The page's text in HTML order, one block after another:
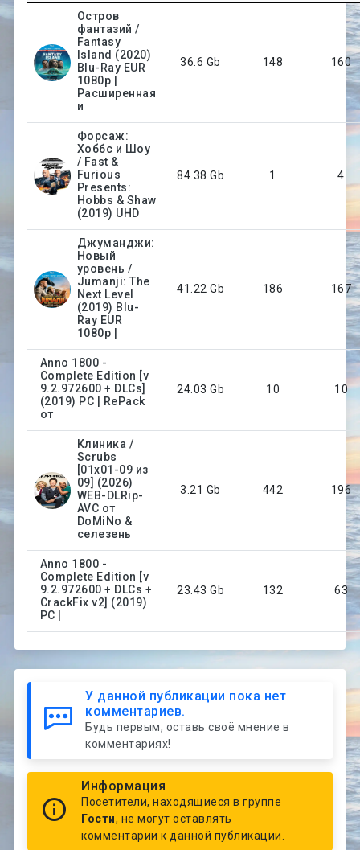
Остров
фантазий /
Fantasy
Island (2020)
Blu-Ray EUR
1080p |
Расширенная
и
36.6 Gb 148 160
Форсаж:
Хоббс и Шоу
/ Fast &
Furious
Presents:
Hobbs & Shaw
(2019) UHD
84.38 Gb 1 4
Джуманджи:
Новый
уровень /
Jumanji: The
Next Level
(2019) Blu-
Ray EUR
1080p |
41.22 Gb 186 167
Anno 1800 -
Complete Edition [v
9.2.972600 + DLCs]
(2019) PC | RePack
от
24.03 Gb 10 10
Клиника /
Scrubs
[01x01-09 из
09] (2026)
WEB-DLRip-
AVC от
DoMiNo &
селезень
3.21 Gb 442 196
Anno 1800 -
Complete Edition [v
9.2.972600 + DLCs +
CrackFix v2] (2019)
PC |
23.43 Gb 132 63
У данной публикации пока нет
комментариев.
Будь первым, оставь своё мнение в
комментариях!
Информация
Посетители, находящиеся в группе
Гости, не могут оставлять
комментарии к данной публикации.